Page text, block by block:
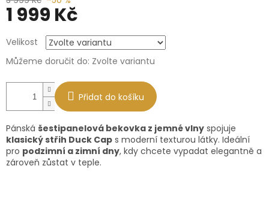
1 999 Kč
cena:
Velikost
Můžeme doručit do: Zvolte variantu
Přidat do košíku
Pánská šestipanelová bekovka z jemné vlny spojuje
klasický střih Duck Cap s moderní texturou látky. Ideální
pro podzimní a zimní dny, kdy chcete vypadat elegantně a
zároveň zůstat v teple.